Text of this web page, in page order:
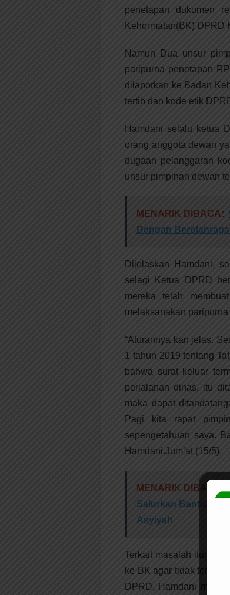
penetapan dukumen
Kehormatan(BK) DPRD
Namun Dua unsur
paripurna penetapan
dilaporkan ke Badan
tertib dan kode etik
Hamdani selalu ketua
orang anggota dewan
dugaan pelanggaran
unsur pimpinan dewan
MENARIK DIBACA:
Dengan
Dijelaskan Hamdani,
selagi Ketua DPRD
mereka telah
melaksanakan
“Aturannya kan jelas.
1 tahun 2019 tentang
bahwa surat keluar
perjalanan dinas, itu
maka dapat
Pagi kita rapat
sepengetahuan saya.
Hamdani.Jum’at (15/5).
MENARIK DIBACA:
Salurkan Bantuan
Asyiyah
Terkait masalah itulah,
ke BK agar tidak terjadi
DPRD, Hamdani